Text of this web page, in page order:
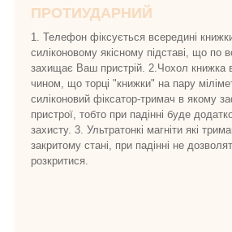
ПРОТИУДАРНИЙ
1. Телефон фіксується всередині
силіконовому якісному підставі, що по
захищає Ваш пристрій. 2.Чохол книжка
чином, що торці "книжки" на пару
силіконовий фіксатор-тримач в якому
пристрої, тобто при падінні буде
захисту. 3. Ультратонкі магніти які
закритому стані, при падінні не
розкритися.